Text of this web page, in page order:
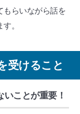
もらいながら話を
。
受けること
ことが重要！